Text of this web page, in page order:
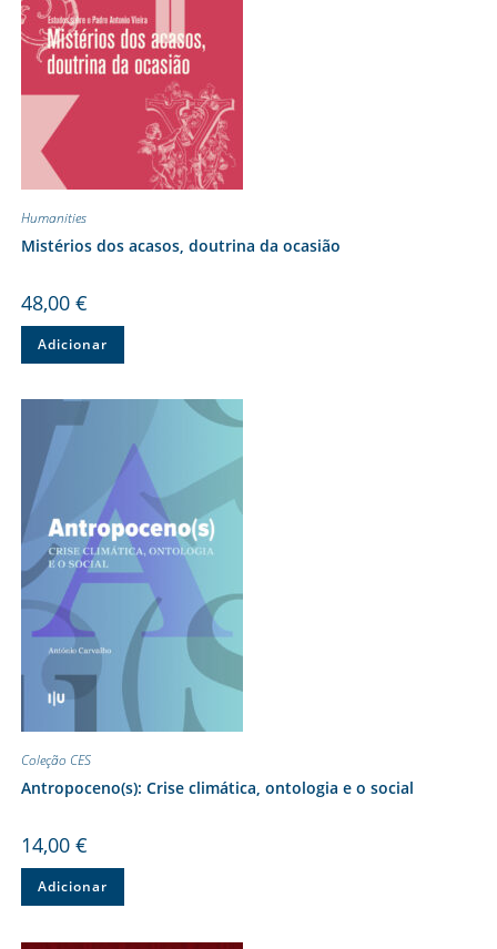
Humanities
Mistérios dos acasos, doutrina da ocasião
48,00 €
Adicionar
Coleção CES
Antropoceno(s): Crise climática, ontologia e o social
14,00 €
Adicionar